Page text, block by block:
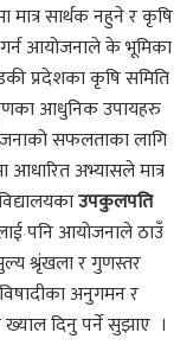
सार्थक नहुने र कृषि
गर्न आयोजनाले के भूमिका
प्रदेशका कृषि समिति
आधुनिक उपायहरु
सफलताका लागि
आधारित अभ्यासले मात्र
उपकुलपति
पनि आयोजनाले ठाउँ
श्रृंखला र गुणस्तर
अनुगमन र
ख्याल दिनु पर्ने सुझाए ।